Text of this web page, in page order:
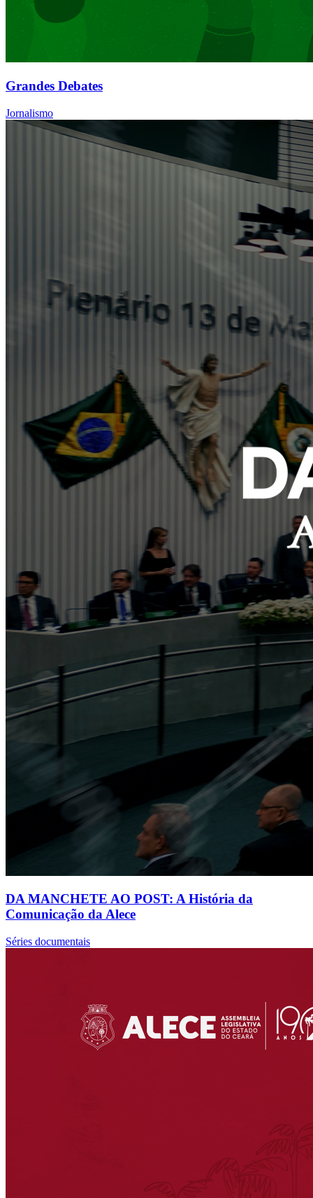
Grandes Debates
Jornalismo
DA MANCHETE AO POST: A História da
Comunicação da Alece
Séries documentais